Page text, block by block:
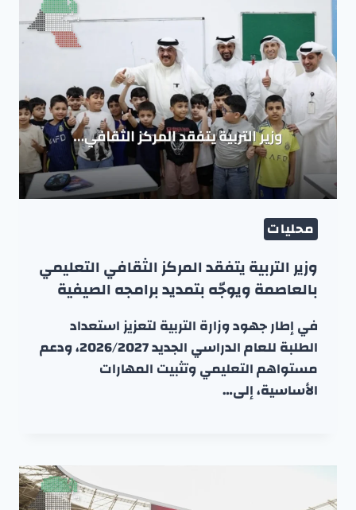
محليات
وزير التربية يتفقد المركز الثقافي التعليمي
بالعاصمة ويوجّه بتمديد برامجه الصيفية
في إطار جهود وزارة التربية لتعزيز استعداد
الطلبة للعام الدراسي الجديد 2026/2027، ودعم
مستواهم التعليمي وتثبيت المهارات
الأساسية، إلى…